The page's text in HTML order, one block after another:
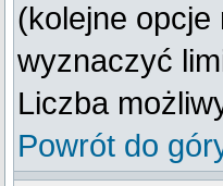
(kolejne
wyznaczyć
Liczba
Powrót do